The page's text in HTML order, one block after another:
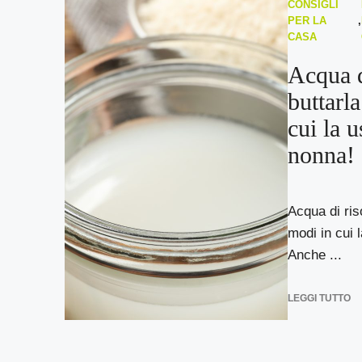
CONSIGLI
PER LA
CASA
,
Acqua
cui la
nonna!
Acqua di
modi in cui
Anche ...
LEGGI TUTTO